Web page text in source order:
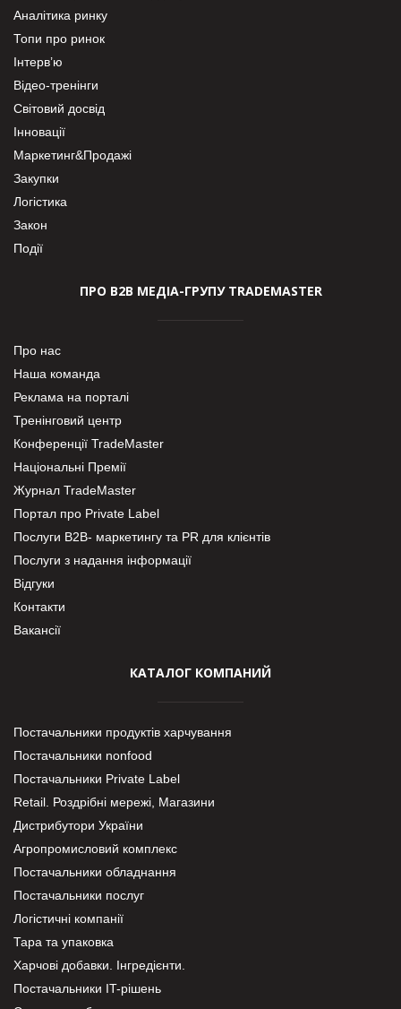
Аналітика ринку
Топи про ринок
Інтерв’ю
Відео-тренінги
Світовий досвід
Інновації
Маркетинг&Продажі
Закупки
Логістика
Закон
Події
ПРО В2В МЕДІА-ГРУПУ TRADEMASTER
Про нас
Наша команда
Реклама на порталі
Тренінговий центр
Конференції TradeMaster
Національні Премії
Журнал TradeMaster
Портал про Private Label
Послуги В2В- маркетингу та PR для клієнтів
Послуги з надання інформації
Відгуки
Контакти
Вакансії
КАТАЛОГ КОМПАНИЙ
Постачальники продуктів харчування
Постачальники nonfood
Постачальники Private Label
Retail. Роздрібні мережі, Магазини
Дистрибутори України
Агропромисловий комплекс
Постачальники обладнання
Постачальники послуг
Логістичні компанії
Тара та упаковка
Харчові добавки. Інгредієнти.
Постачальники IT-рішень